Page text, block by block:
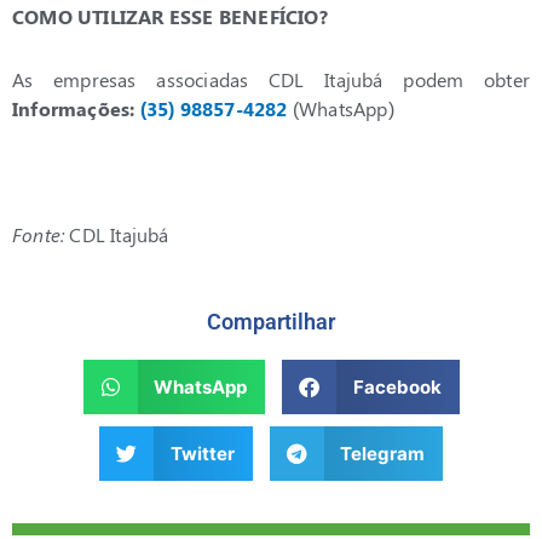
COMO UTILIZAR ESSE BENEFÍCIO?
As empresas associadas CDL Itajubá podem obter
Informações: (35) 98857-4282 (WhatsApp)
Fonte:CDL Itajubá
Compartilhar
WhatsApp Facebook
Twitter Telegram